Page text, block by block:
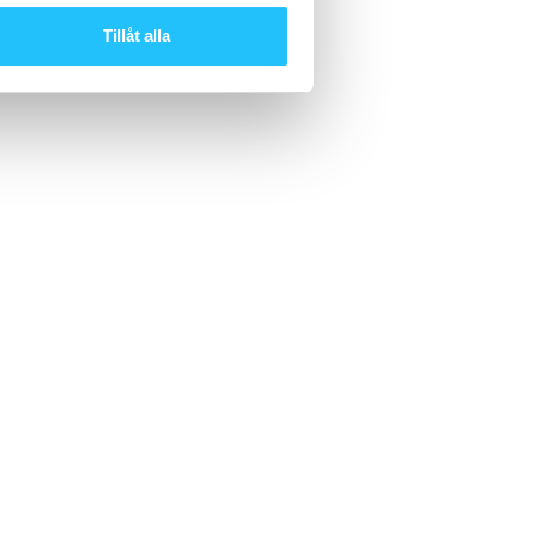
Tillåt alla